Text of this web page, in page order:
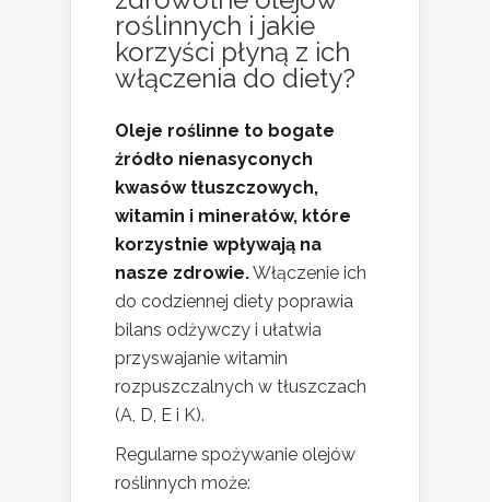
roślinnych i jakie
korzyści płyną z ich
włączenia do diety?
Oleje roślinne to bogate
źródło nienasyconych
kwasów tłuszczowych,
witamin i minerałów, które
korzystnie wpływają na
nasze zdrowie.Włączenie ich
do codziennej diety poprawia
bilans odżywczy i ułatwia
przyswajanie witamin
rozpuszczalnych w tłuszczach
(A, D, E i K).
Regularne spożywanie olejów
roślinnych może: